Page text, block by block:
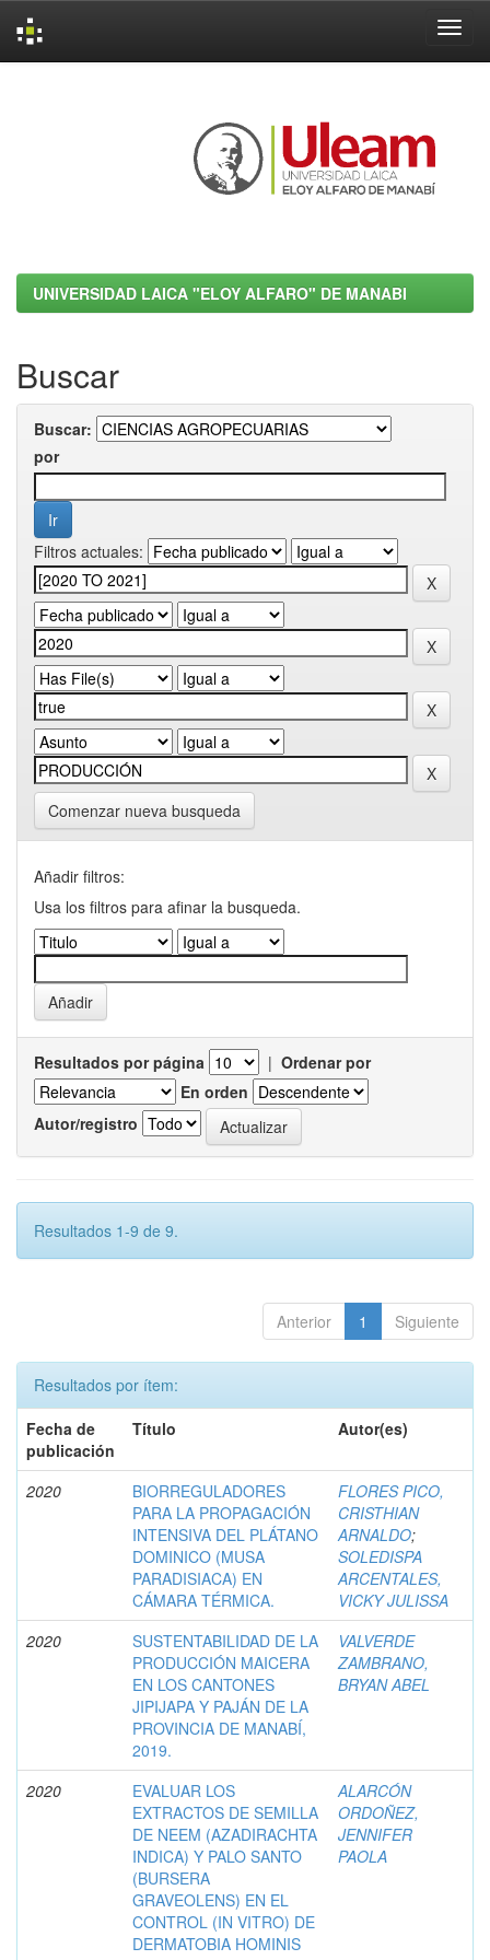
UNIVERSIDAD LAICA "ELOY ALFARO" DE MANABI
Buscar
Buscar:
por
Filtros actuales:
Comenzar nueva busqueda
Añadir filtros:
Usa los filtros para afinar la busqueda.
Resultados por página | Ordenar por
En orden
Autor/registro
Resultados 1-9 de 9.
Anterior 1 Siguiente
Resultados por ítem:
Fecha de
publicación
Título Autor(es)
2020
BIORREGULADORES
PARA LA PROPAGACIÓN
INTENSIVA DEL PLÁTANO
DOMINICO (MUSA
PARADISIACA) EN
CÁMARA TÉRMICA.
FLORES PICO,
CRISTHIAN
ARNALDO;
SOLEDISPA
ARCENTALES,
VICKY JULISSA
2020
SUSTENTABILIDAD DE LA
PRODUCCIÓN MAICERA
EN LOS CANTONES
JIPIJAPA Y PAJÁN DE LA
PROVINCIA DE MANABÍ,
2019.
VALVERDE
ZAMBRANO,
BRYAN ABEL
2020
EVALUAR LOS
EXTRACTOS DE SEMILLA
DE NEEM (AZADIRACHTA
INDICA) Y PALO SANTO
(BURSERA
GRAVEOLENS) EN EL
CONTROL (IN VITRO) DE
DERMATOBIA HOMINIS
ALARCÓN
ORDOÑEZ,
JENNIFER
PAOLA